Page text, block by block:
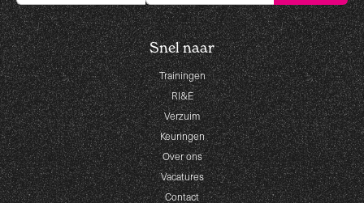
Snel naar
Trainingen
RI&E
Verzuim
Keuringen
Over ons
Vacatures
Contact